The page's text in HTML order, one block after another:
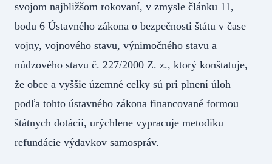
svojom najbližšom rokovaní, v zmysle článku 11,
bodu 6 Ústavného zákona o bezpečnosti štátu v čase
vojny, vojnového stavu, výnimočného stavu a
núdzového stavu č. 227/2000 Z. z., ktorý konštatuje,
že obce a vyššie územné celky sú pri plnení úloh
podľa tohto ústavného zákona financované formou
štátnych dotácií, urýchlene vypracuje metodiku
refundácie výdavkov samospráv.